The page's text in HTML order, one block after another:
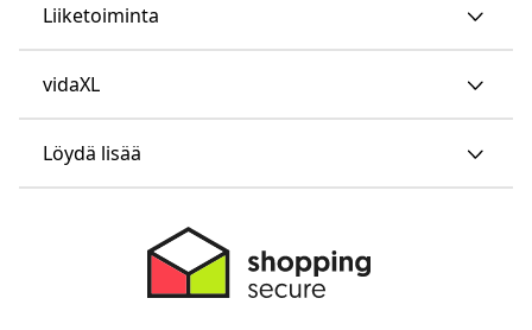
Liiketoiminta
vidaXL
Löydä lisää